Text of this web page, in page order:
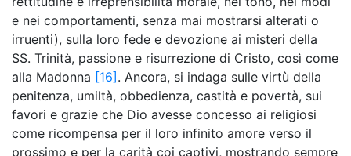
e nei comportamenti, senza mai mostrarsi alterati o
irruenti), sulla loro fede e devozione ai misteri della
SS. Trinità, passione e risurrezione di Cristo, così come
alla Madonna [16] . Ancora, si indaga sulle virtù della
penitenza, umiltà, obbedienza, castità e povertà, sui
favori e grazie che Dio avesse concesso ai religiosi
come ricompensa per il loro infinito amore verso il
prossimo e per la carità coi captivi, mostrando sempre